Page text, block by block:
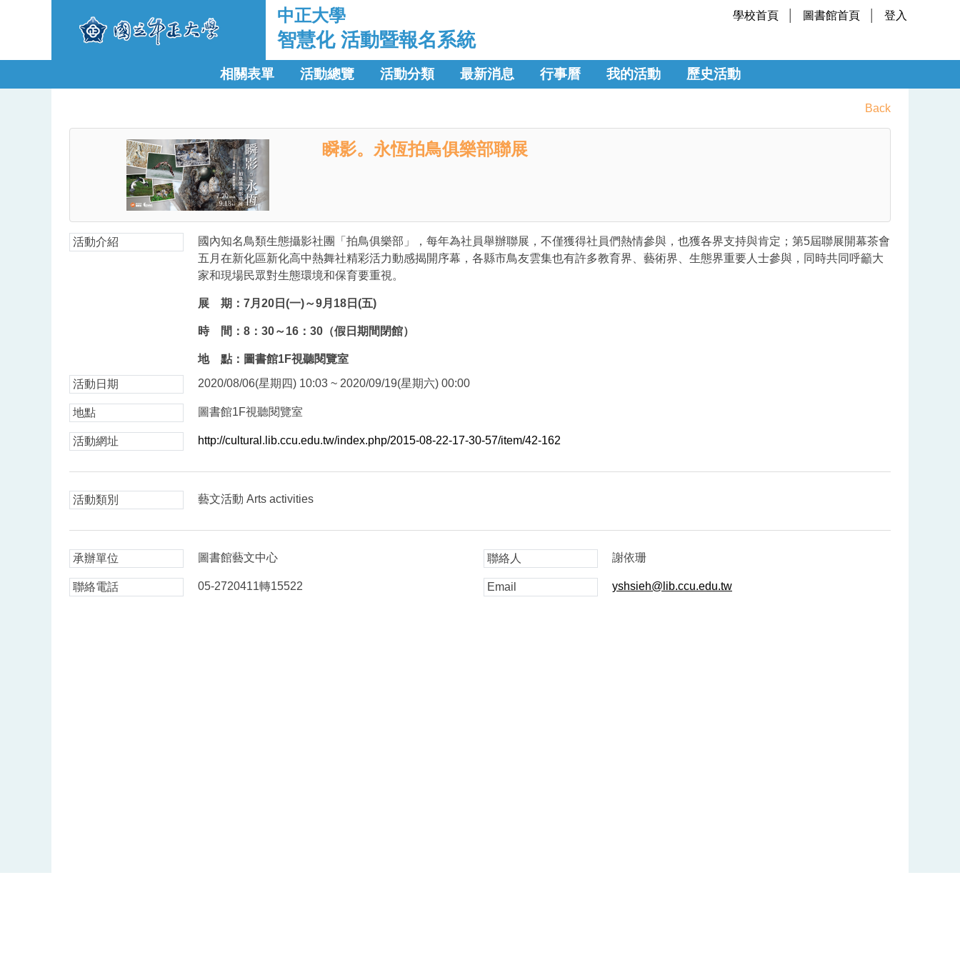
中正大學 學校首頁 圖書館首頁 登入
智慧化 活動暨報名系統
相關表單 活動總覽 活動分類 最新消息 行事曆 我的活動 歷史活動
Back
瞬影。永恆拍鳥俱樂部聯展
活動介紹
國內知名鳥類生態攝影社團「拍鳥俱樂部」，每年為社員舉辦聯展，不僅獲得社員們熱情參與，也獲各界支持與肯定；第5屆聯展開幕茶會
五月在新化區新化高中熱舞社精彩活力動感揭開序幕，各縣市鳥友雲集也有許多教育界、藝術界、生態界重要人士參與，同時共同呼籲大
家和現場民眾對生態環境和保育要重視。
展 期：7月20日(一)～9月18日(五)
時 間：8：30～16：30（假日期間閉館）
地 點：圖書館1F視聽閱覽室
活動日期 2020/08/06(星期四) 10:03 ~ 2020/09/19(星期六) 00:00
地點 圖書館1F視聽閱覽室
活動網址 http://cultural.lib.ccu.edu.tw/index.php/2015-08-22-17-30-57/item/42-162
活動類別 藝文活動 Arts activities
承辦單位 圖書館藝文中心 聯絡人 謝依珊
聯絡電話 05-2720411轉15522 Email yshsieh@lib.ccu.edu.tw